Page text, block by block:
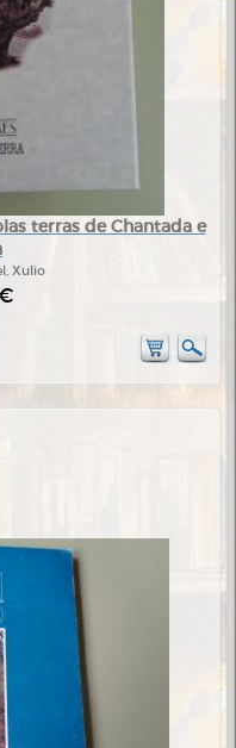
terras de Chantada e
Xulio